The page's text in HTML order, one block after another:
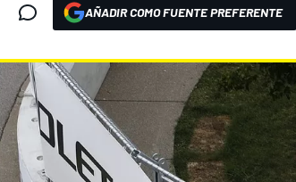
AÑADIR COMO FUENTE PREFERENTE